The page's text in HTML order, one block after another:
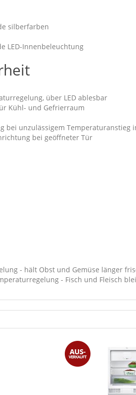
silberfarben
LED-Innenbeleuchtung
über LED ablesbar
Kühl- und Gefrierraum
bei unzulässigem Temperaturanstieg
bei geöffneter Tür
- hält Obst und Gemüse länger
- Fisch und Fleisch